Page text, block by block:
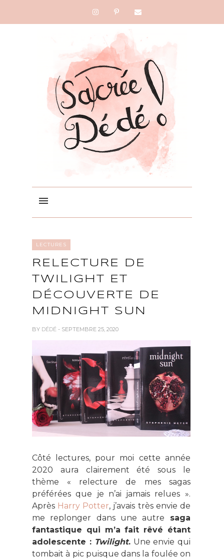
LECTURES
RELECTURE DE
TWILIGHT ET
DÉCOUVERTE DE
MIDNIGHT SUN
BY DÉDÉ - SEPTEMBRE 25, 2020
Côté lectures, pour moi cette année
2020 aura clairement été sous le
thème « relecture de mes sagas
préférées que je n’ai jamais relues ».
Après Harry Potter, j’avais très envie de
me replonger dans une autre saga
fantastique qui m’a fait rêvé étant
adolescente : Twilight. Une envie qui
tombait à pic puisque dans la foulée on